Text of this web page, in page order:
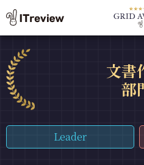
文書
部
Leader